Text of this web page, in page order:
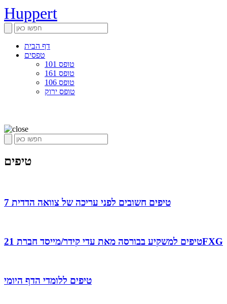
Huppert
דף הבית
טפסים
טופס 101
טופס 161
טופס 106
טופס ירוק
טיפים
7 טיפים חשובים לפני עריכה של צוואה הדדית
21 טיפים למשקיע בבורסה מאת עדי קידר/מייסד חברתFXG
טיפים ללומדי הדף היומי